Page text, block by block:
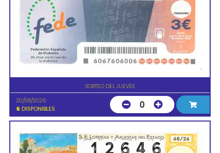
SORTEO DEL JUEVES
20/08/2026
6 DISPONIBLES 0